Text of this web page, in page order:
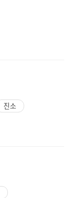
진소